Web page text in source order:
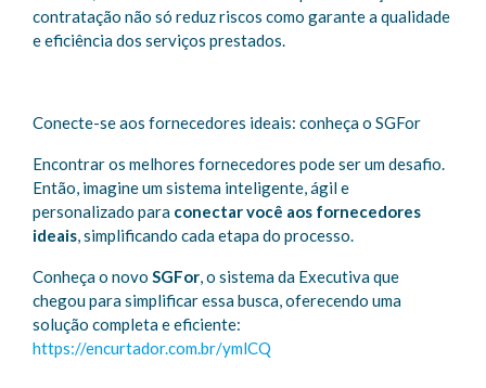
contratação não só reduz riscos como garante a qualidade
e eficiência dos serviços prestados.
Conecte-se aos fornecedores ideais: conheça o SGFor
Encontrar os melhores fornecedores pode ser um desafio.
Então, imagine um sistema inteligente, ágil e
personalizado para conectar você aos fornecedores
ideais, simplificando cada etapa do processo.
Conheça o novo SGFor, o sistema da Executiva que
chegou para simplificar essa busca, oferecendo uma
solução completa e eficiente:
https://encurtador.com.br/ymlCQ